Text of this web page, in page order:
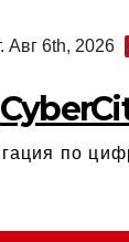
Авг 6th, 2026
по